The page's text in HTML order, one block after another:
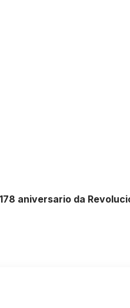
aniversario da